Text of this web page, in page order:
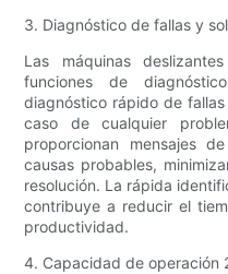
3. Diagnóstico de fallas y
Las máquinas
funciones de
diagnóstico rápido de
caso de cualquier
proporcionan mensajes
causas probables,
resolución. La rápida
contribuye a reducir el
productividad.
4. Capacidad de operación